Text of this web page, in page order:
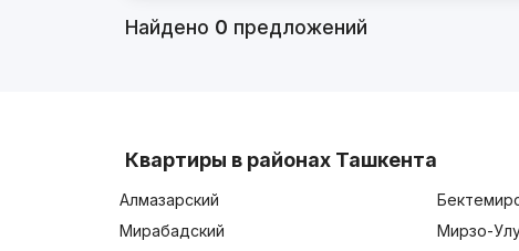
Найдено 0 предложений
Квартиры в районах Ташкента
Алмазарский
Мирабадский
Мирзо-